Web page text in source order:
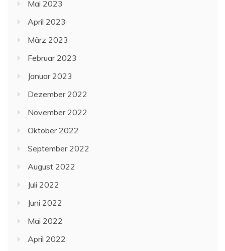
Mai 2023
April 2023
März 2023
Februar 2023
Januar 2023
Dezember 2022
November 2022
Oktober 2022
September 2022
August 2022
Juli 2022
Juni 2022
Mai 2022
April 2022